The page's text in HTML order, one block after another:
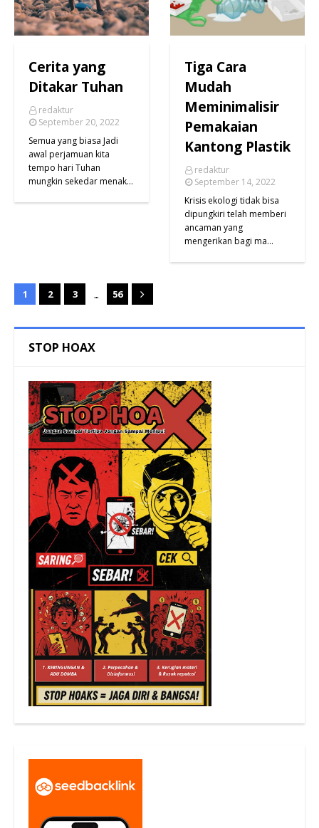
Cerita yang
Ditakar Tuhan
redaktur
September 20, 2022
Semua yang biasa Jadi
awal perjamuan kita
tempo hari Tuhan
mungkin sekedar menak…
Tiga Cara
Mudah
Meminimalisir
Pemakaian
Kantong Plastik
redaktur
September 14, 2022
Krisis ekologi tidak bisa
dipungkiri telah memberi
ancaman yang
mengerikan bagi ma…
1 2 3 ... 56
STOP HOAX